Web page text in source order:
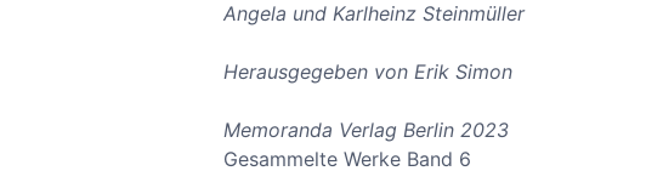
Angela und Karlheinz Steinmüller
Herausgegeben von Erik Simon
Memoranda Verlag Berlin 2023
Gesammelte Werke Band 6